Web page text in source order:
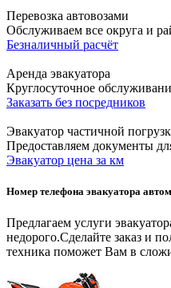
Перевозка автовозами
Обслуживаем все округа и
Безналичный расчёт
Аренда эвакуатора
Круглосуточное
Заказать без посредников
Эвакуатор частичной
Предоставляем документы
Эвакуатор цена за км
Номер телефона эвакуатора
Предлагаем услуги
недорого.Сделайте заказ и
техника поможет Вам в